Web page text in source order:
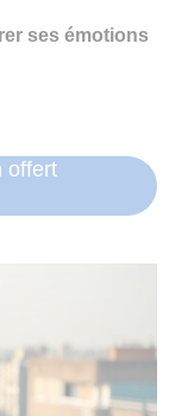
ses émotions
offert